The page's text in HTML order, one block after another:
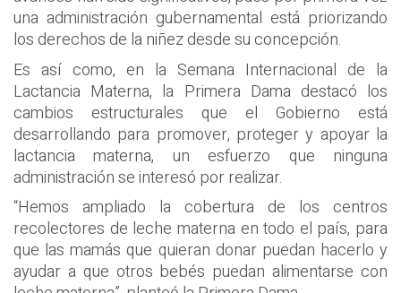
una administración gubernamental está priorizando
los derechos de la niñez desde su concepción.
Es así como, en la Semana Internacional de la
Lactancia Materna, la Primera Dama destacó los
cambios estructurales que el Gobierno está
desarrollando para promover, proteger y apoyar la
lactancia materna, un esfuerzo que ninguna
administración se interesó por realizar.
“Hemos ampliado la cobertura de los centros
recolectores de leche materna en todo el país, para
que las mamás que quieran donar puedan hacerlo y
ayudar a que otros bebés puedan alimentarse con